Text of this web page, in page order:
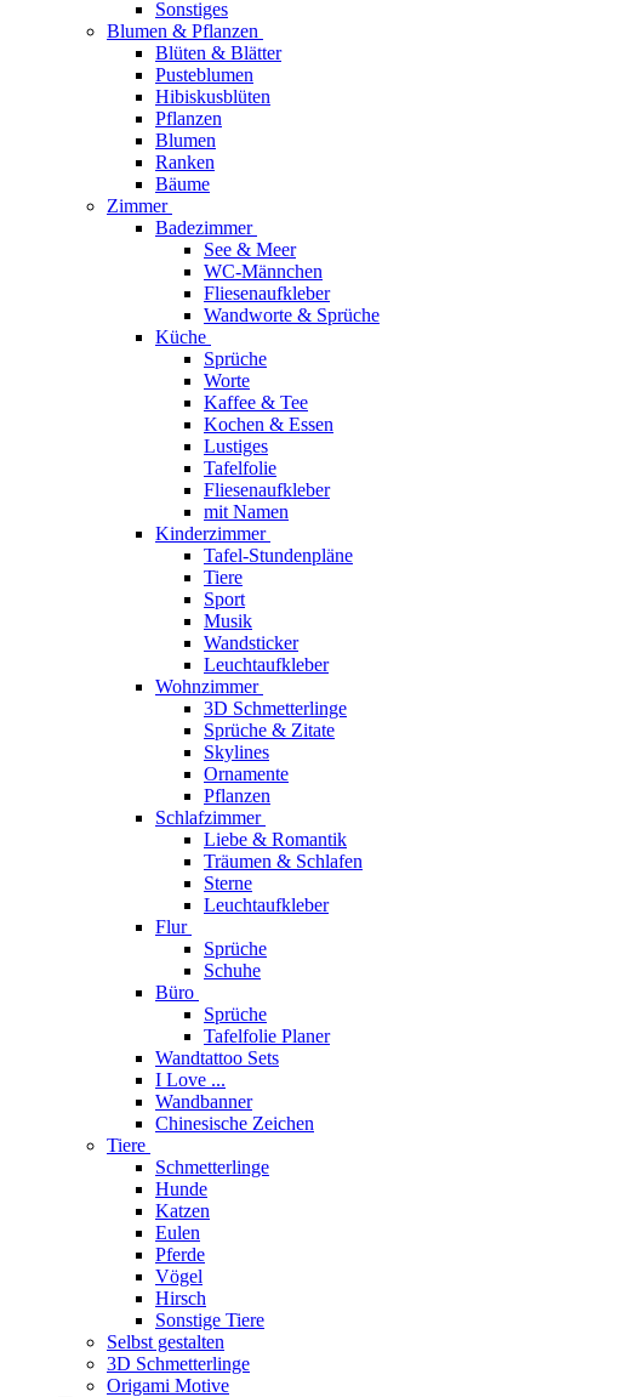
Sonstiges
Blumen & Pflanzen
Blüten & Blätter
Pusteblumen
Hibiskusblüten
Pflanzen
Blumen
Ranken
Bäume
Zimmer
Badezimmer
See & Meer
WC-Männchen
Fliesenaufkleber
Wandworte & Sprüche
Küche
Sprüche
Worte
Kaffee & Tee
Kochen & Essen
Lustiges
Tafelfolie
Fliesenaufkleber
mit Namen
Kinderzimmer
Tafel-Stundenpläne
Tiere
Sport
Musik
Wandsticker
Leuchtaufkleber
Wohnzimmer
3D Schmetterlinge
Sprüche & Zitate
Skylines
Ornamente
Pflanzen
Schlafzimmer
Liebe & Romantik
Träumen & Schlafen
Sterne
Leuchtaufkleber
Flur
Sprüche
Schuhe
Büro
Sprüche
Tafelfolie Planer
Wandtattoo Sets
I Love ...
Wandbanner
Chinesische Zeichen
Tiere
Schmetterlinge
Hunde
Katzen
Eulen
Pferde
Vögel
Hirsch
Sonstige Tiere
Selbst gestalten
3D Schmetterlinge
Origami Motive